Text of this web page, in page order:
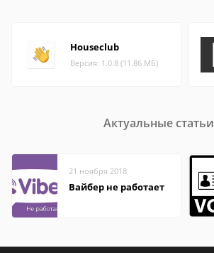
Houseclub
Версия: 1.0.8 (11.86 МБ)
Актуальные статьи
21 ноября 2018
Вайбер не работает